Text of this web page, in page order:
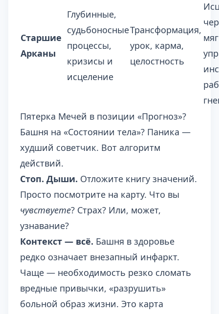
Старшие
Арканы
Глубинные,
судьбоносные
процессы,
кризисы и
исцеление
Трансформация,
урок, карма,
целостность
Пятерка Мечей в позиции «Прогноз»?
Башня на «Состоянии тела»? Паника —
худший советчик. Вот алгоритм
действий.
Стоп. Дыши. Отложите книгу значений.
Просто посмотрите на карту. Что вы
чувствуете? Страх? Или, может,
узнавание?
Контекст — всё. Башня в здоровье
редко означает внезапный инфаркт.
Чаще — необходимость резко сломать
вредные привычки, «разрушить»
больной образ жизни. Это карта